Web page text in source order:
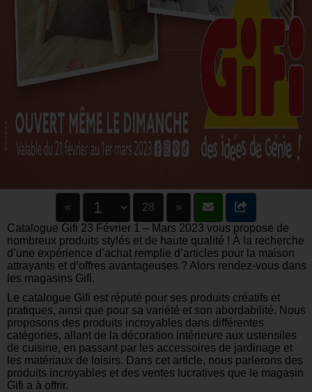
« 28
»
Catalogue Gifi 23 Février 1 – Mars 2023 vous propose de
nombreux produits stylés et de haute qualité ! À la recherche
d’une expérience d’achat remplie d’articles pour la maison
attrayants et d’offres avantageuses ? Alors rendez-vous dans
les magasins Gifi.
Le catalogue Gifi est réputé pour ses produits créatifs et
pratiques, ainsi que pour sa variété et son abordabilité. Nous
proposons des produits incroyables dans différentes
catégories, allant de la décoration intérieure aux ustensiles
de cuisine, en passant par les accessoires de jardinage et
les matériaux de loisirs. Dans cet article, nous parlerons des
produits incroyables et des ventes lucratives que le magasin
Gifi a à offrir.